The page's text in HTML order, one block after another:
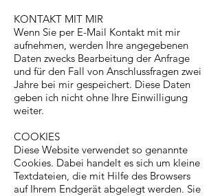
KONTAKT MIT MIR
Wenn Sie per E-Mail Kontakt mit mir
aufnehmen, werden Ihre angegebenen
Daten zwecks Bearbeitung der Anfrage
und für den Fall von Anschlussfragen zwei
Jahre bei mir gespeichert. Diese Daten
geben ich nicht ohne Ihre Einwilligung
weiter.
COOKIES
Diese Website verwendet so genannte
Cookies. Dabei handelt es sich um kleine
Textdateien, die mit Hilfe des Browsers
auf Ihrem Endgerät abgelegt werden. Sie